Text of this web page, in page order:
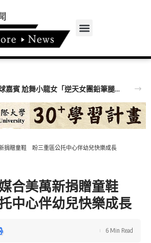
王彩樺擔任味全龍開球嘉賓 尬舞小龍女「逆天女團鉛筆腿」搶鏡
捐贈童鞋 盼三重區公托中心伴幼兒快樂成長
合美萬新捐贈童鞋
中心伴幼兒快樂成長
6 Min Read